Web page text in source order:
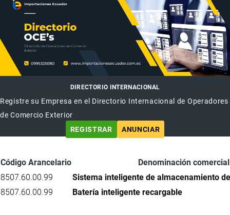
DIRECTORIO INTERNACIONAL
Registre su Empresa en el Directorio Internacional de Operadores
de Comercio Exterior
REGISTRAR
ANUNCIAR
Código Arancelario
Denominación comercial
8507.60.00.99
Sistema inteligente de almacenamiento
8507.60.00.99
Batería inteligente recargable